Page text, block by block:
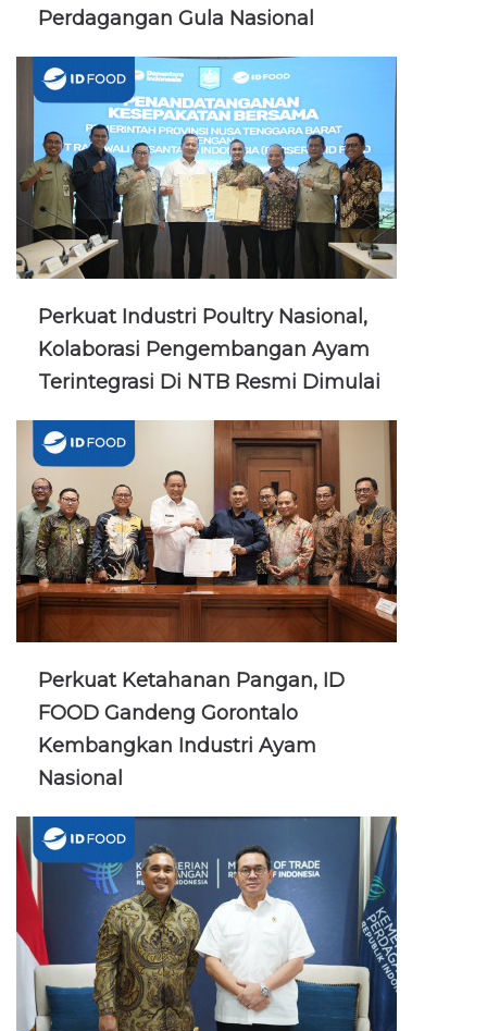
Perdagangan Gula Nasional
Perkuat Industri Poultry Nasional,
Kolaborasi Pengembangan Ayam
Terintegrasi Di NTB Resmi Dimulai
Perkuat Ketahanan Pangan, ID
FOOD Gandeng Gorontalo
Kembangkan Industri Ayam
Nasional